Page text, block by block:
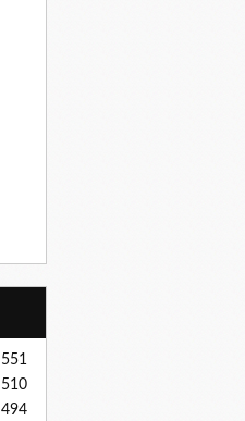
551
510
494